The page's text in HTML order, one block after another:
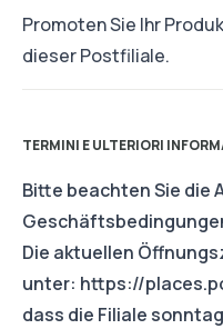
Promoten Sie Ihr
dieser Postfiliale.
TERMINI E ULTERIORI
Bitte beachten Sie die
Die aktuellen
unter: https://
dass die Filiale